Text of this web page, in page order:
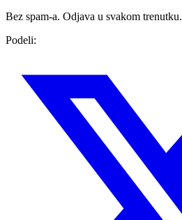
Bez spam-a. Odjava u svakom trenutku.
Podeli: